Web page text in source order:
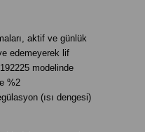
aktif ve günlük
edemeyerek lif
modelinde
%2
(ısı dengesi)